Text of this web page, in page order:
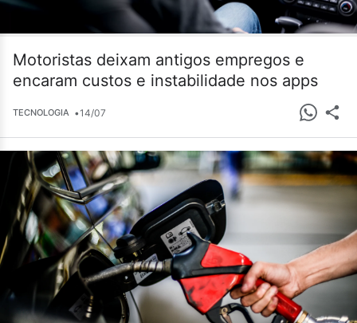
Motoristas deixam antigos empregos e
encaram custos e instabilidade nos apps
TECNOLOGIA •14/07